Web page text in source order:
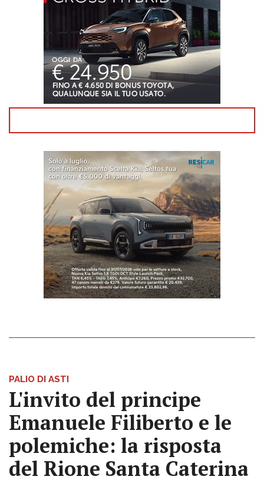
PALIO DI ASTI
L'invito del principe
Emanuele Filiberto e le
polemiche: la risposta
del Rione Santa Caterina